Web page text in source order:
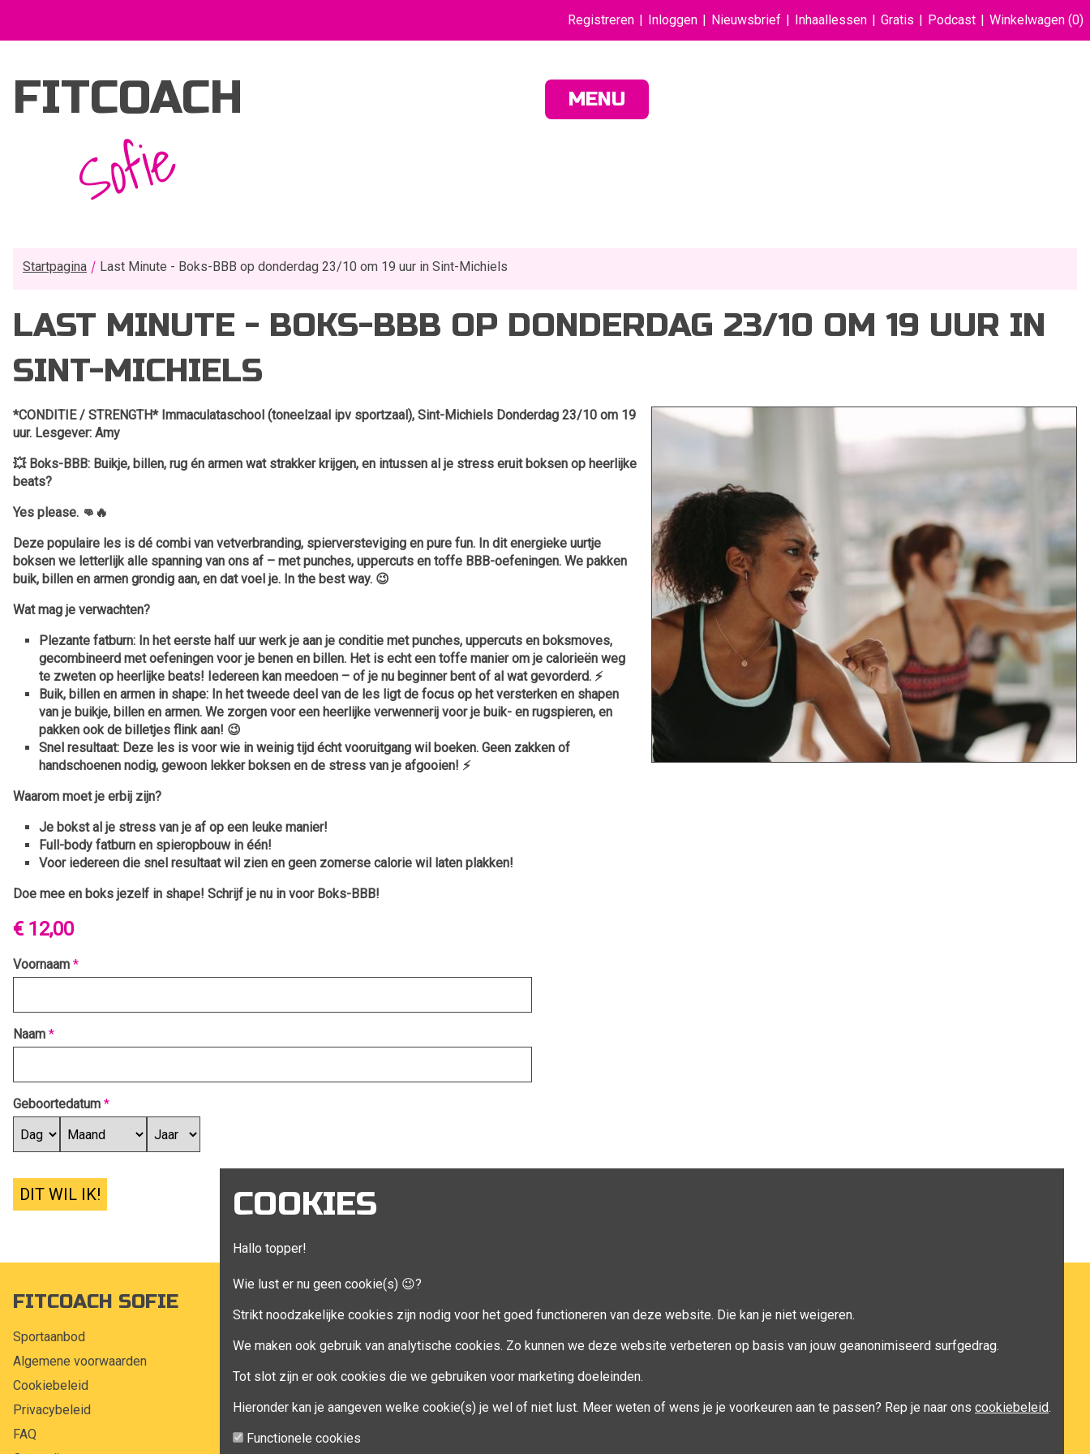
Registreren Inloggen Nieuwsbrief Inhaallessen Gratis Podcast Winkelwagen (0)
FITCOACH
Sofie
MENU
COOKIES
Hallo topper!
Wie lust er nu geen cookie(s) 😉?
Strikt noodzakelijke cookies zijn nodig voor het goed functioneren van deze website. Die kan je niet weigeren.
We maken ook gebruik van analytische cookies. Zo kunnen we deze website verbeteren op basis van jouw geanonimiseerd surfgedrag.
Tot slot zijn er ook cookies die we gebruiken voor marketing doeleinden.
Hieronder kan je aangeven welke cookie(s) je wel of niet lust. Meer weten of wens je je voorkeuren aan te passen? Rep je naar ons cookiebeleid.
Functionele cookies
Startpagina Last Minute - Boks-BBB op donderdag 23/10 om 19 uur in Sint-Michiels
LAST MINUTE - BOKS-BBB OP DONDERDAG 23/10 OM 19 UUR IN
SINT-MICHIELS
*CONDITIE / STRENGTH* Immaculataschool (toneelzaal ipv sportzaal), Sint-Michiels Donderdag 23/10 om 19
uur. Lesgever: Amy
💥 Boks-BBB: Buikje, billen, rug én armen wat strakker krijgen, en intussen al je stress eruit boksen op heerlijke
beats?
Yes please. 👊🔥
Deze populaire les is dé combi van vetverbranding, spierversteviging en pure fun. In dit energieke uurtje
boksen we letterlijk alle spanning van ons af – met punches, uppercuts en toffe BBB-oefeningen. We pakken
buik, billen en armen grondig aan, en dat voel je. In the best way. 😉
Wat mag je verwachten?
Plezante fatburn: In het eerste half uur werk je aan je conditie met punches, uppercuts en boksmoves,
gecombineerd met oefeningen voor je benen en billen. Het is echt een toffe manier om je calorieën weg
te zweten op heerlijke beats! Iedereen kan meedoen – of je nu beginner bent of al wat gevorderd. ⚡️
Buik, billen en armen in shape: In het tweede deel van de les ligt de focus op het versterken en shapen
van je buikje, billen en armen. We zorgen voor een heerlijke verwennerij voor je buik- en rugspieren, en
pakken ook de billetjes flink aan! 😉
Snel resultaat: Deze les is voor wie in weinig tijd écht vooruitgang wil boeken. Geen zakken of
handschoenen nodig, gewoon lekker boksen en de stress van je afgooien! ⚡️
Waarom moet je erbij zijn?
Je bokst al je stress van je af op een leuke manier!
Full-body fatburn en spieropbouw in één!
Voor iedereen die snel resultaat wil zien en geen zomerse calorie wil laten plakken!
Doe mee en boks jezelf in shape! Schrijf je nu in voor Boks-BBB!
€ 12,00
Voornaam *
Naam *
Geboortedatum *
DIT WIL IK!
FITCOACH SOFIE
Sportaanbod
Algemene voorwaarden
Cookiebeleid
Privacybeleid
FAQ
Mijn account
Klant adressen
Winkelwagen
Aankoop beheren